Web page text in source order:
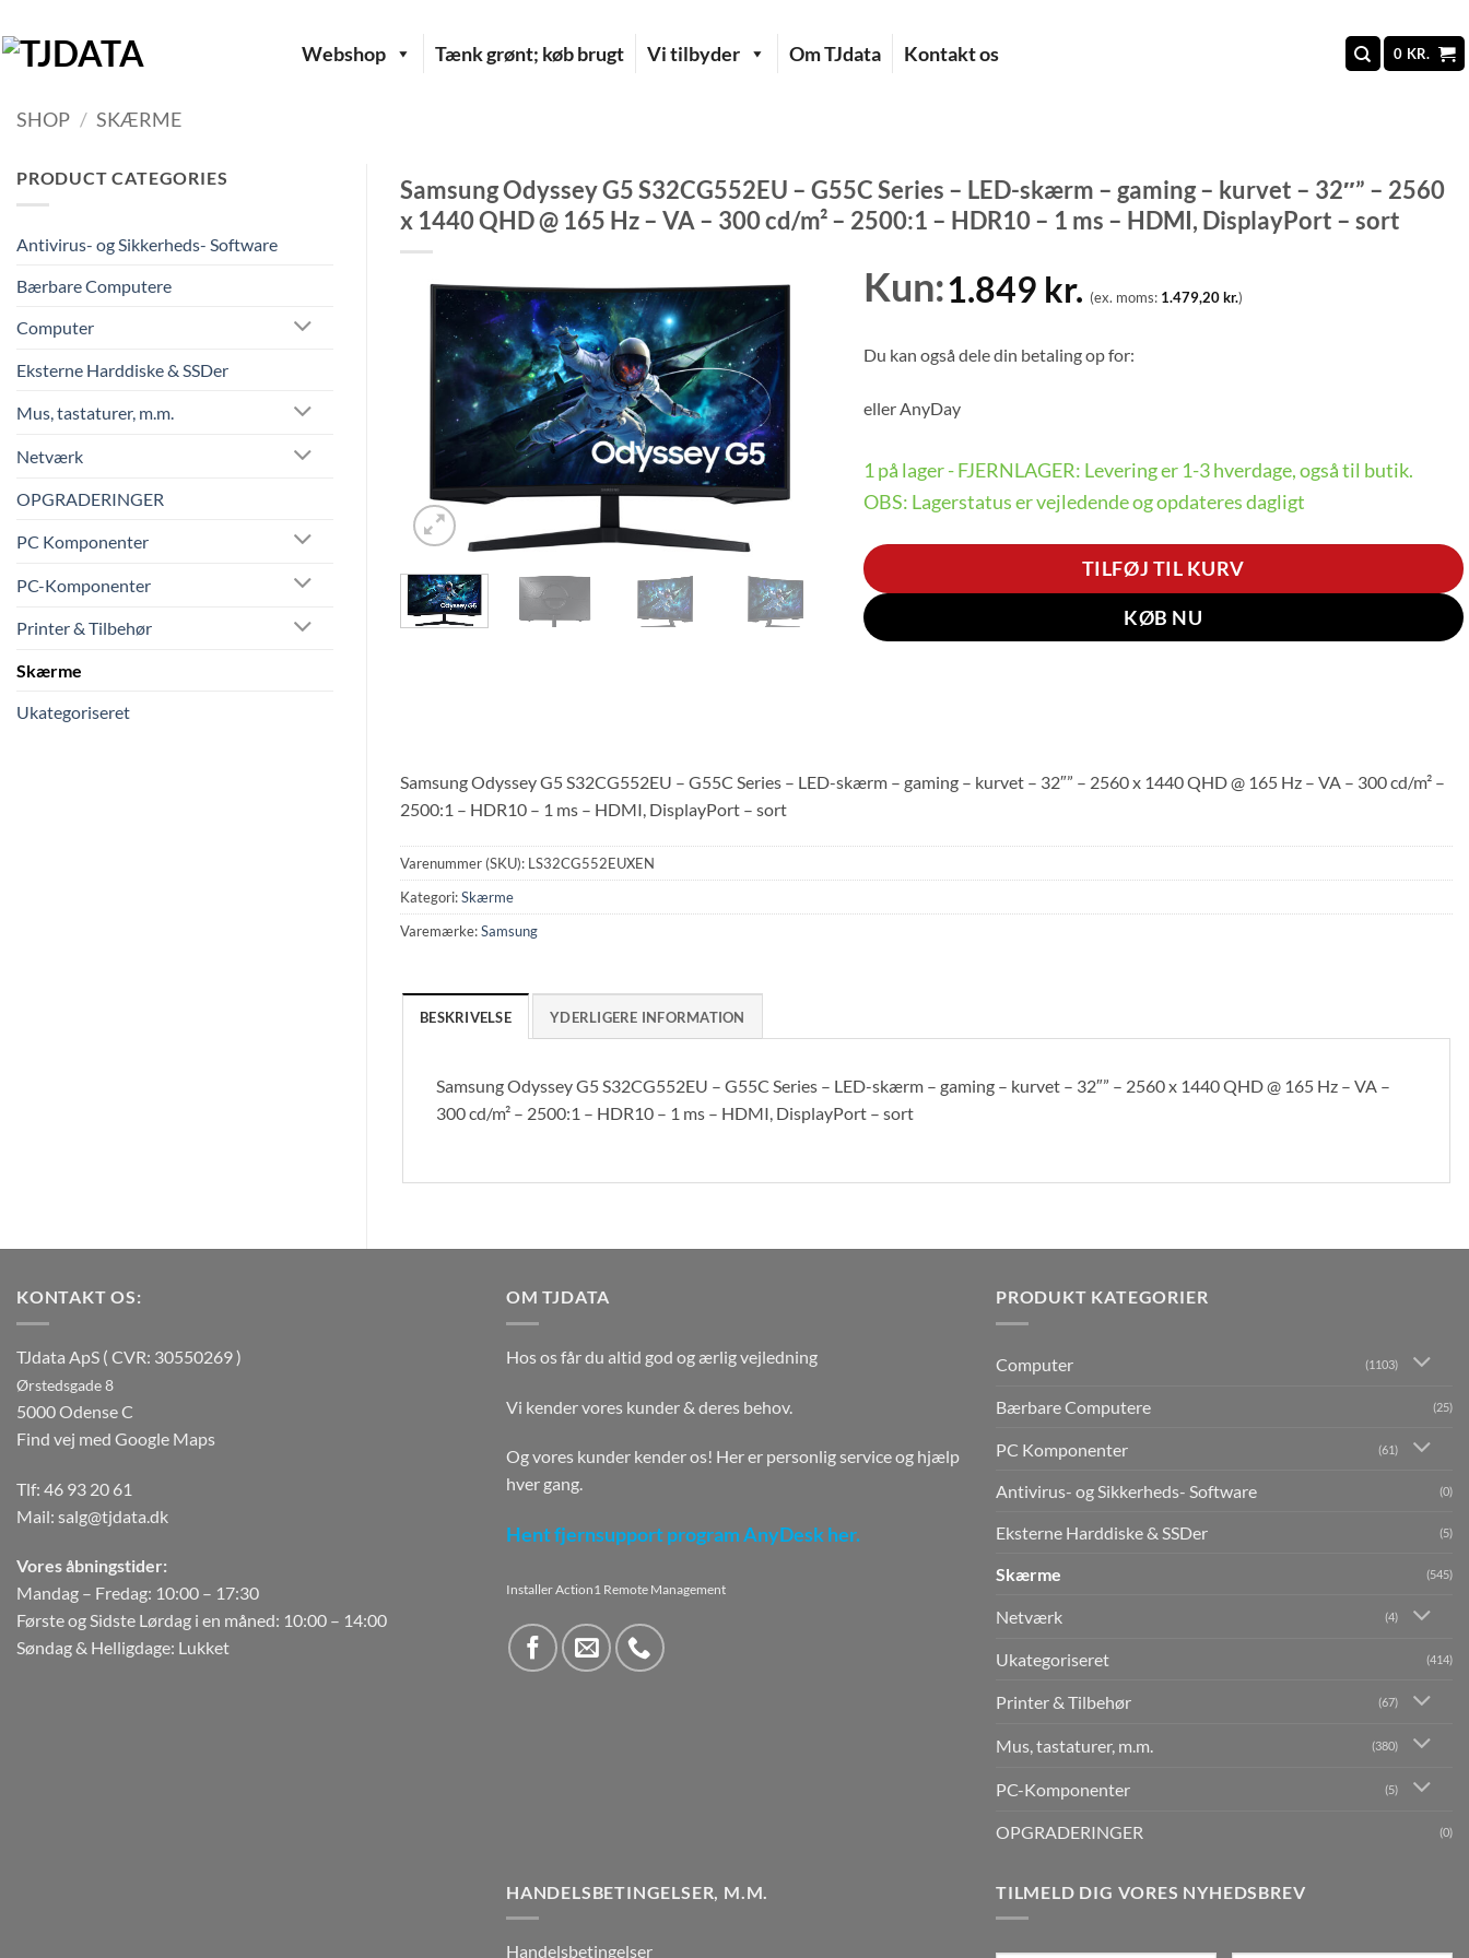
til
indhold
Webshop Tænk grønt; køb brugt Vi tilbyder Om TJdata Kontakt os 0 KR.
SHOP / SKÆRME
PRODUCT CATEGORIES
Antivirus- og Sikkerheds- Software
Bærbare Computere
Computer
Eksterne Harddiske & SSDer
Mus, tastaturer, m.m.
Netværk
OPGRADERINGER
PC Komponenter
PC-Komponenter
Printer & Tilbehør
Skærme
Ukategoriseret
Samsung Odyssey G5 S32CG552EU – G55C Series – LED-skærm – gaming – kurvet – 32″” – 2560
x 1440 QHD @ 165 Hz – VA – 300 cd/m² – 2500:1 – HDR10 – 1 ms – HDMI, DisplayPort – sort
Kun:1.849 kr. (ex. moms: 1.479,20kr.)
Du kan også dele din betaling op for:
ellerAnyDay
1 på lager - FJERNLAGER: Levering er 1-3 hverdage, også til butik.
OBS: Lagerstatus er vejledende og opdateres dagligt
TILFØJ TIL KURV
KØB NU
Samsung Odyssey G5 S32CG552EU – G55C Series – LED-skærm – gaming – kurvet – 32″” – 2560 x 1440 QHD @ 165 Hz – VA – 300 cd/m² –
2500:1 – HDR10 – 1 ms – HDMI, DisplayPort – sort
Varenummer (SKU): LS32CG552EUXEN
Kategori:Skærme
Varemærke:Samsung
BESKRIVELSE YDERLIGERE INFORMATION
Samsung Odyssey G5 S32CG552EU – G55C Series – LED-skærm – gaming – kurvet – 32″” – 2560 x 1440 QHD @ 165 Hz – VA –
300 cd/m² – 2500:1 – HDR10 – 1 ms – HDMI, DisplayPort – sort
KONTAKT OS:
TJdata ApS ( CVR: 30550269 )
Ørstedsgade 8
5000 Odense C
Find vej med Google Maps
Tlf: 46 93 20 61
Mail: salg@tjdata.dk
Vores åbningstider:
Mandag – Fredag: 10:00 – 17:30
Første og Sidste Lørdag i en måned: 10:00 – 14:00
Søndag & Helligdage: Lukket
OM TJDATA
Hos os får du altid god og ærlig vejledning
Vi kender vores kunder & deres behov.
Og vores kunder kender os! Her er personlig service og hjælp
hver gang.
Hent fjernsupport program AnyDesk her.
Installer Action1 Remote Management
PRODUKT KATEGORIER
Computer (1103)
Bærbare Computere (25)
PC Komponenter (61)
Antivirus- og Sikkerheds- Software (0)
Eksterne Harddiske & SSDer (5)
Skærme (545)
Netværk (4)
Ukategoriseret (414)
Printer & Tilbehør (67)
Mus, tastaturer, m.m. (380)
PC-Komponenter (5)
OPGRADERINGER (0)
HANDELSBETINGELSER, M.M.
Handelsbetingelser
TILMELD DIG VORES NYHEDSBREV